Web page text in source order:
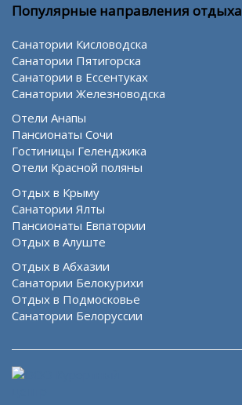
Популярные направления отдыха
Санатории Кисловодска
Санатории Пятигорска
Санатории в Ессентуках
Санатории Железноводска
Отели Анапы
Пансионаты Сочи
Гостиницы Геленджика
Отели Красной поляны
Отдых в Крыму
Санатории Ялты
Пансионаты Евпатории
Отдых в Алуште
Отдых в Абхазии
Санатории Белокурихи
Отдых в Подмосковье
Санатории Белоруссии